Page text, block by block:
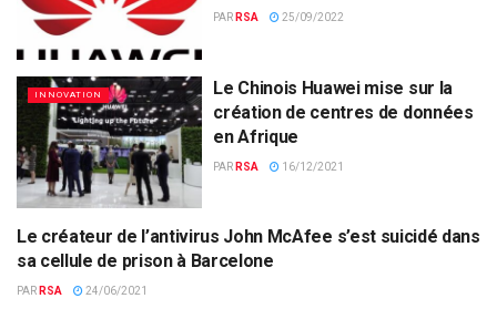
PAR RSA 25/09/2022
INNOVATION
Le Chinois Huawei mise sur la
création de centres de données
en Afrique
PAR RSA 16/12/2021
INNOVATION
Le créateur de l’antivirus John McAfee s’est suicidé dans
sa cellule de prison à Barcelone
PAR RSA 24/06/2021